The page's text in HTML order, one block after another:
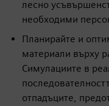
лесно
необходими
Планирайте и
материали върху
Симулациите в
отпадъците,